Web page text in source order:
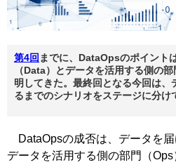
第4回 までに、DataOpsのポイント
（Data）とデータを活用する側の
明してきた。最終回となる今回は
るまでのシナリオをステージに分け
DataOpsの成否は、データを
データを活用する側の部門（Ops